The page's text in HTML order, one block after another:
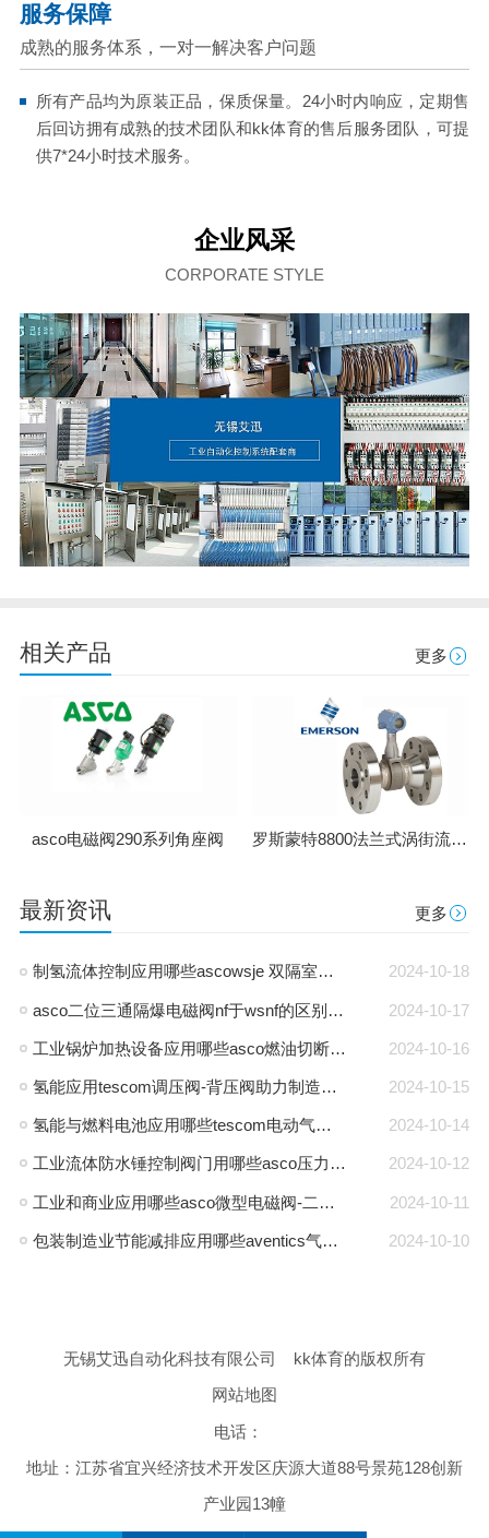
服务保障
成熟的服务体系，一对一解决客户问题
所有产品均为原装正品，保质保量。24小时内响应，定期售
后回访拥有成熟的技术团队和kk体育的售后服务团队，可提
供7*24小时技术服务。
企业风采
CORPORATE STYLE
相关产品 更多
asco电磁阀290系列角座阀 罗斯蒙特8800法兰式涡街流量计
最新资讯 更多
2024-10-18
制氢流体控制应用哪些ascowsje 双隔室防爆电磁阀-通用电磁阀
2024-10-17
asco二位三通隔爆电磁阀nf于wsnf的区别是什么
2024-10-16
工业锅炉加热设备应用哪些asco燃油切断阀-燃气阀
2024-10-15
氢能应用tescom调压阀-背压阀助力制造商能源转型
2024-10-14
氢能与燃料电池应用哪些tescom电动气动执行器-asco电磁阀
2024-10-12
工业流体防水锤控制阀门用哪些asco压力气控阀-三通阀
2024-10-11
工业和商业应用哪些asco微型电磁阀-二位三通电磁阀
2024-10-10
包装制造业节能减排应用哪些aventics气源流量传感器-过滤减压阀
无锡艾迅自动化科技有限公司
kk体育的版权所有
网站地图
电话：
地址：江苏省宜兴经济技术开发区庆源大道88号景苑128创新
产业园13幢